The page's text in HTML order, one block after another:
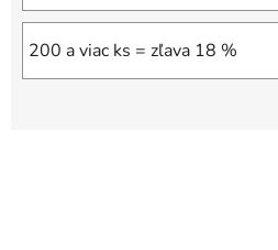
200 a viac ks = zľava 18 %